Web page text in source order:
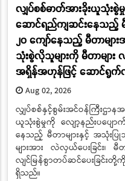
လျှပ်စစ်ဓာတ်အားခိုးယူသုံးစွဲ
ဆောင်ရည်ကျဆင်းနေသည့်
၂၀ ကျော်နေသည့် မီတာမျာ
သုံးစွဲလိုသူများကို မီတာများ
အရှိန်အဟုန်ဖြင့် ဆောင်ရွက်
Aug 02, 2026
လျှပ်စစ်နှင့်စွမ်းအင်ဝန်ကြီးဌာ
ယူသုံးစွဲမှုကို လျော့နည်းပပျေ
နေသည့် မီတာများနှင့် အသုံး
များအား လဲလှယ်ပေးခြင်း၊
လျင်မြန်စွာတပ်ဆင်ပေးခြင်
ရှိသည်။